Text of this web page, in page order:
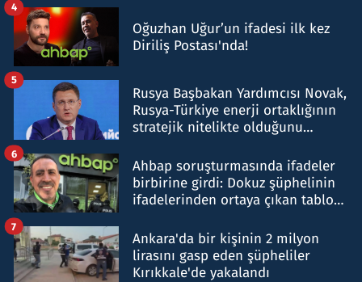
Oğuzhan Uğur’un ifadesi ilk kez
Diriliş Postası'nda!
4
Rusya Başbakan Yardımcısı Novak,
Rusya-Türkiye enerji ortaklığının
stratejik nitelikte olduğunu
5
Ahbap soruşturmasında ifadeler
birbirine girdi: Dokuz şüphelinin
ifadelerinden ortaya çıkan tablo
6
Ankara'da bir kişinin 2 milyon
lirasını gasp eden şüpheliler
Kırıkkale'de yakalandı
7